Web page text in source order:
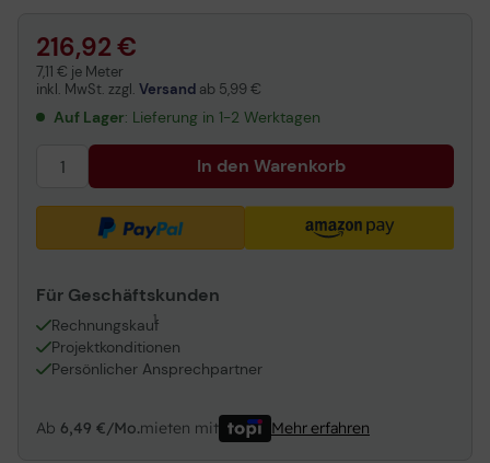
216,92 €
7,11 € je Meter
inkl. MwSt. zzgl. Versand ab 5,99 €
Auf Lager: Lieferung in 1-2 Werktagen
In den Warenkorb
Für Geschäftskunden
Rechnungskauf
1
Projektkonditionen
Persönlicher Ansprechpartner
Ab 6,49 €/Mo.mieten mit Mehr erfahren